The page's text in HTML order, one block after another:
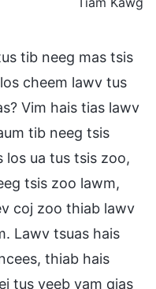
tib neeg mas tsis
cheem lawv tus
Vim hais tias lawv
tib neeg tsis
los ua tus tsis zoo,
tsis zoo lawm,
coj zoo thiab lawv
Lawv tsuas hais
thiab hais
tus yeeb yam qias